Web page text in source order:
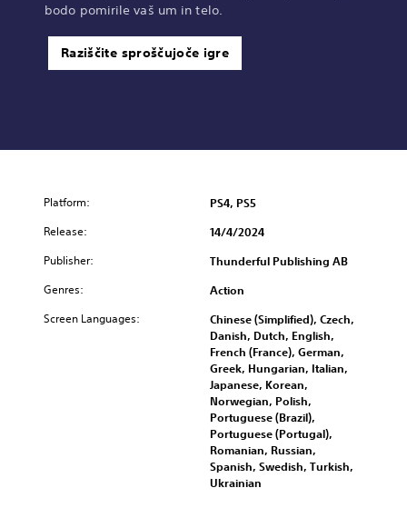
bodo pomirile vaš um in telo.
Raziščite sproščujoče igre
Platform: PS4, PS5
Release: 14/4/2024
Publisher: Thunderful Publishing AB
Genres: Action
Screen Languages:
Chinese (Simplified), Czech,
Danish, Dutch, English,
French (France), German,
Greek, Hungarian, Italian,
Japanese, Korean,
Norwegian, Polish,
Portuguese (Brazil),
Portuguese (Portugal),
Romanian, Russian,
Spanish, Swedish, Turkish,
Ukrainian